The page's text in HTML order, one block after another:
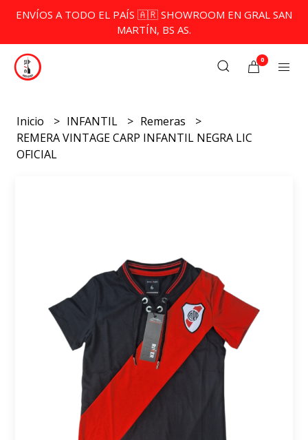
ENVÍOS A TODO EL PAÍS 🇦🇷 SHOWROOM EN GRAL SAN
MARTÍN, BS AS.
0
Inicio INFANTIL
Remeras
REMERA VINTAGE CARP INFANTIL NEGRA LIC
OFICIAL